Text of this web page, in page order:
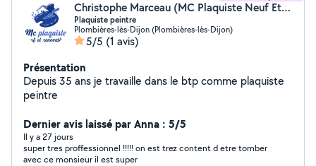
Christophe Marceau (MC Plaquiste Neuf Et Rénovation)
Plaquiste peintre
Plombières-lès-Dijon (Plombières-lès-Dijon)
5/5 (1 avis)
Présentation
Depuis 35 ans je travaille dans le btp comme plaquiste
peintre
Dernier avis laissé par Anna : 5/5
Il y a 27 jours
super tres proffessionnel !!!!! on est trez content d etre tomber
avec ce monsieur il est super